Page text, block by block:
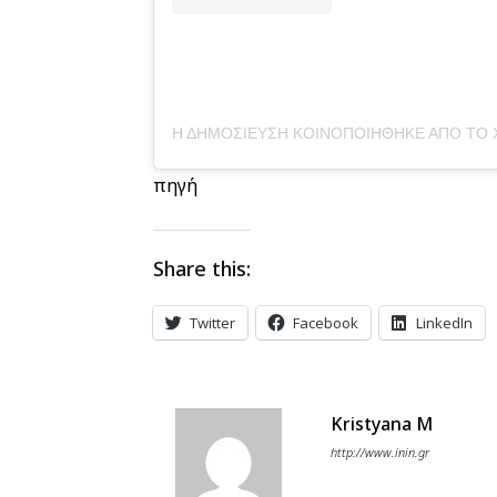
πηγή
Share this:
Twitter Facebook LinkedIn
Kristyana M
http://www.inin.gr